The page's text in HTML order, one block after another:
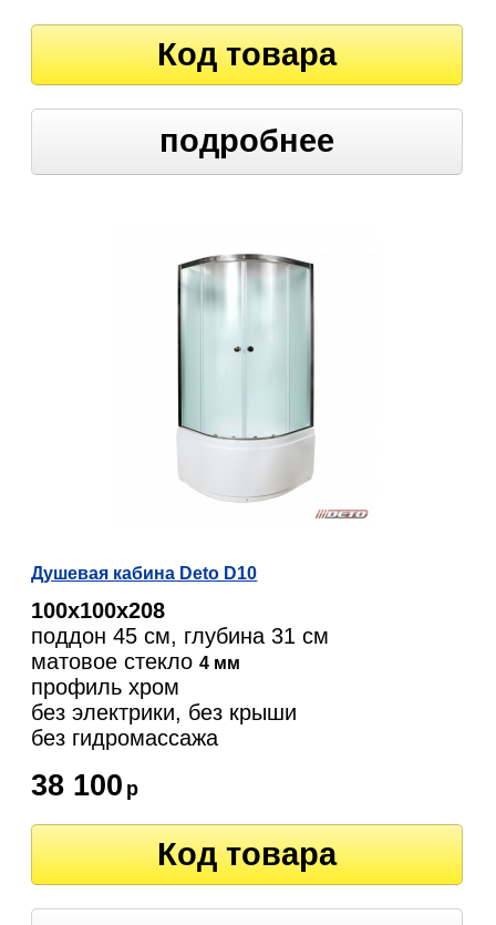
Код товара
подробнее
Душевая кабина Deto D10
100х100х208
поддон 45 см, глубина 31 см
матовое стекло4 мм
профиль хром
без электрики, без крыши
без гидромассажа
38 100 р
Код товара